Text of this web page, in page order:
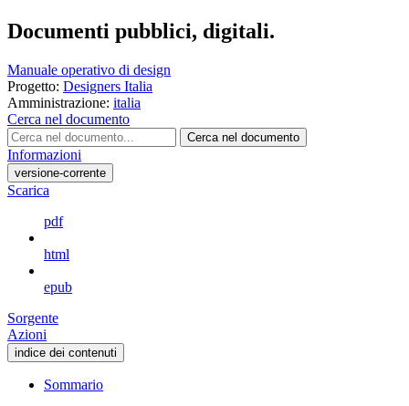
Documenti pubblici, digitali.
Manuale operativo di design
Progetto: Designers Italia
Amministrazione: italia
Cerca nel documento
Cerca nel documento
Informazioni
versione-corrente
Scarica
pdf
html
epub
Sorgente
Azioni
indice dei contenuti
Sommario